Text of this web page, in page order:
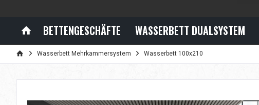
BETTENGESCHÄFTE WASSERBETT DUALSYSTEM
Wasserbett Mehrkammersystem Wasserbett 100x210